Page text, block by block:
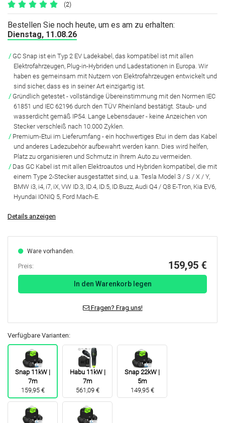
(2)
Bestellen Sie noch heute, um es am zu erhalten:
Dienstag, 11.08.26
GC Snap ist ein Typ 2 EV Ladekabel, das kompatibel ist mit allen
Elektrofahrzeugen, Plug-in-Hybriden und Ladestationen in Europa. Wir
haben es gemeinsam mit Nutzern von Elektrofahrzeugen entwickelt und
sind sicher, dass es in seiner Art einzigartig ist.
Gründlich getestet - vollständige Übereinstimmung mit den Normen IEC
61851 und IEC 62196 durch den TÜV Rheinland bestätigt. Staub- und
wasserdicht gemäß IP54. Lange Lebensdauer - keine Anzeichen von
Stecker verschleiß nach 10.000 Zyklen.
Premium-Etui im Lieferumfang - ein hochwertiges Etui in dem das Kabel
und anderes Ladezubehör aufbewahrt werden kann. Dies wird helfen,
Platz zu organisieren und Schmutz in Ihrem Auto zu vermeiden.
Das GC Kabel ist mit allen Elektroautos und Hybriden kompatibel, die mit
einem Type 2-Stecker ausgestattet sind, u.a. Tesla Model 3 / S / X / Y,
BMW i3, i4, i7, iX, VW ID.3, ID.4, ID.5, ID.Buzz, Audi Q4 / Q8 E-Tron, Kia EV6,
Hyundai IONIQ 5, Ford Mach-E.
Details anzeigen
Ware vorhanden.
Preis: 159,95 €
In den Warenkorb legen
Fragen? Frag uns!
Verfügbare Varianten:
Snap 11kW |
7m
159,95 €
Habu 11kW |
7m
561,09 €
Snap 22kW |
5m
149,95 €